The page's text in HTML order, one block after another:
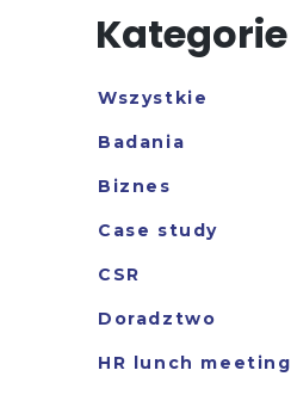
Kategorie
Wszystkie
Badania
Biznes
Case study
CSR
Doradztwo
HR lunch meeting